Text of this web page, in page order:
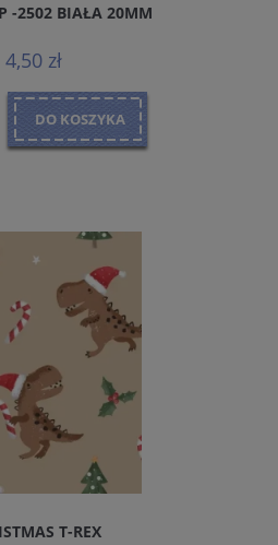
-2502 BIAŁA 20MM
4,50 zł
DO KOSZYKA
T-REX